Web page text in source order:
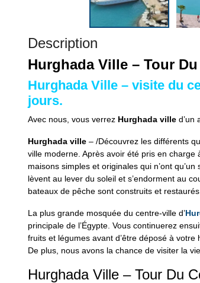
Description
Hurghada Ville – Tour
Hurghada Ville – visite du
jours.
Avec nous, vous verrez Hurghada ville d’un
Hurghada ville – /Découvrez les différents
ville moderne. Après avoir été pris en
maisons simples et originales qui n’ont
lèvent au lever du soleil et s’endorment au
bateaux de pêche sont construits et
La plus grande mosquée du centre-ville d’
principale de l’Égypte. Vous continuerez
fruits et légumes avant d’être déposé à votre
De plus, nous avons la chance de visiter la
Hurghada Ville – Tour Du